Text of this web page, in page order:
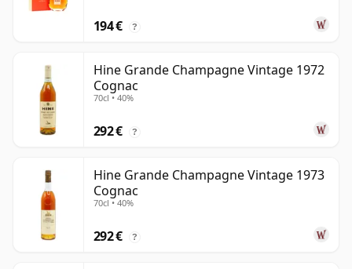
194 € ?
Hine Grande Champagne Vintage 1972
Cognac
70cl • 40%
292 € ?
Hine Grande Champagne Vintage 1973
Cognac
70cl • 40%
292 € ?